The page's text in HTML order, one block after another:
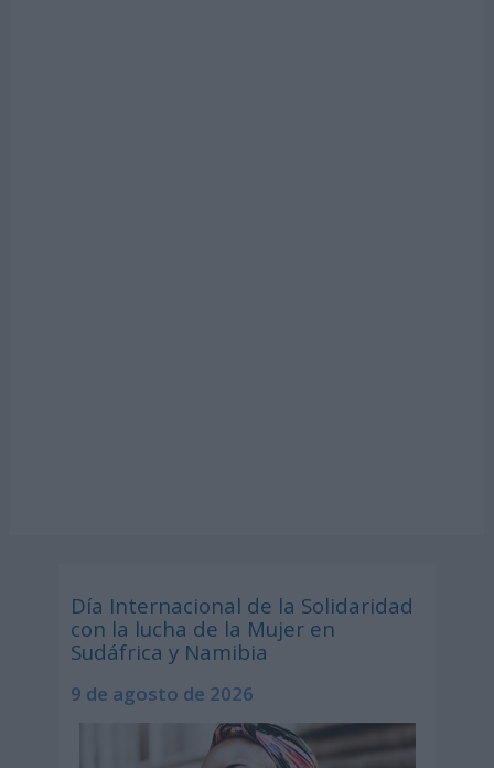
Día Internacional de la Solidaridad
con la lucha de la Mujer en
Sudáfrica y Namibia
9 de agosto de 2026